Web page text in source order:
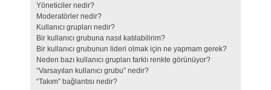
Yöneticiler nedir?
Moderatörler nedir?
Kullanıcı grupları nedir?
Bir kullanıcı grubuna nasıl katılabilirim?
Bir kullanıcı grubunun lideri olmak için ne yapmam gerek?
Neden bazı kullanıcı grupları farklı renkte görünüyor?
“Varsayılan kullanıcı grubu” nedir?
“Takım” bağlantısı nedir?